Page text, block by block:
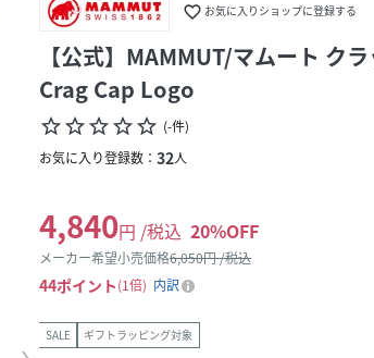
favorite_border お気に入りショップに登録する
【公式】MAMMUT/マムート ク
Crag Cap Logo
star_borderstar_borderstar_borderstar_borderstar_border (-件)
お気に入り登録数： 32人
4,840円 /税込 20%OFF
メーカー希望小売価格6,050円 /税込
44ポイント 1倍 内訳
SALE ギフトラッピング対象